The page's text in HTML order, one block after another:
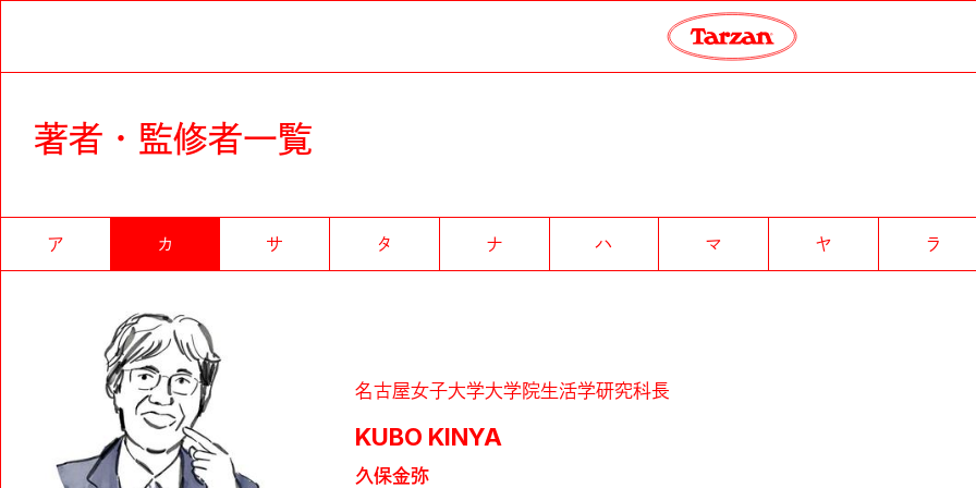
著者・監修者一覧
ア カ サ タ ナ ハ マ ヤ ラ
名古屋女子大学大学院生活学研究科長
KUBO KINYA
久保金弥